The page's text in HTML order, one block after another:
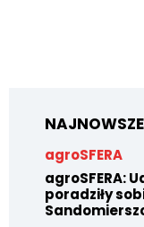
agroSFERA
agroSFERA:
poradziły